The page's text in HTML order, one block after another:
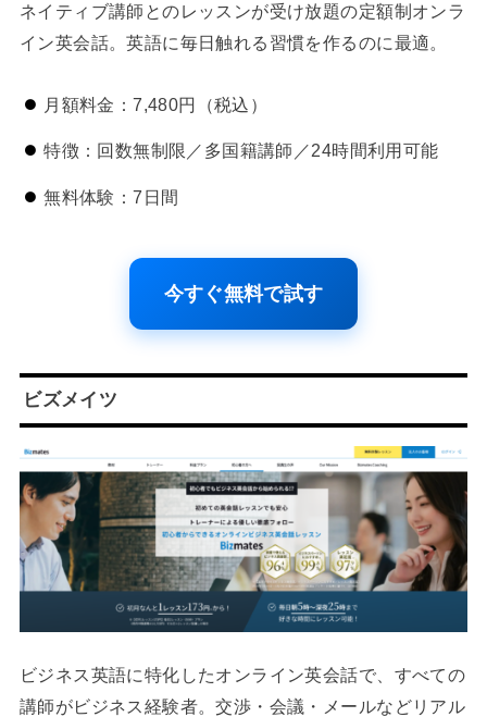
ネイティブ講師とのレッスンが受け放題の定額制オンラ
イン英会話。英語に毎日触れる習慣を作るのに最適。
月額料金：7,480円（税込）
特徴：回数無制限／多国籍講師／24時間利用可能
無料体験：7日間
今すぐ無料で試す
ビズメイツ
ビジネス英語に特化したオンライン英会話で、すべての
講師がビジネス経験者。交渉・会議・メールなどリアル